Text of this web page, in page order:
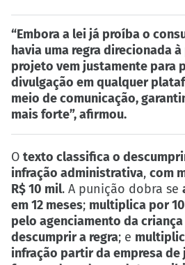
“Embora a lei já proíba o
havia uma regra direcionada
projeto vem justamente para
divulgação em qualquer
meio de comunicação,
mais forte”, afirmou.
O texto classifica o
infração administrativa, com
R$ 10 mil. A punição dobra se
em 12 meses; multiplica por
pelo agenciamento da
descumprir a regra; e
infração partir da empresa de